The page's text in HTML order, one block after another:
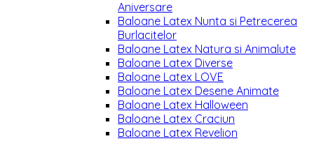
Aniversare
Baloane Latex Nunta si Petrecerea
Burlacitelor
Baloane Latex Natura si Animalute
Baloane Latex Diverse
Baloane Latex LOVE
Baloane Latex Desene Animate
Baloane Latex Halloween
Baloane Latex Craciun
Baloane Latex Revelion